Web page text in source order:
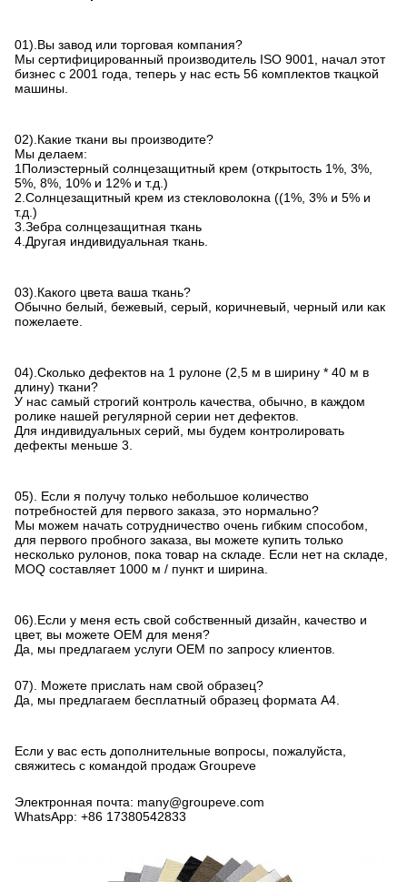
01).Вы завод или торговая компания?
Мы сертифицированный производитель ISO 9001, начал этот
бизнес с 2001 года, теперь у нас есть 56 комплектов ткацкой
машины.
02).Какие ткани вы производите?
Мы делаем:
1Полиэстерный солнцезащитный крем (открытость 1%, 3%,
5%, 8%, 10% и 12% и т.д.)
2.Солнцезащитный крем из стекловолокна ((1%, 3% и 5% и
т.д.)
3.Зебра солнцезащитная ткань
4.Другая индивидуальная ткань.
03).Какого цвета ваша ткань?
Обычно белый, бежевый, серый, коричневый, черный или как
пожелаете.
04).Сколько дефектов на 1 рулоне (2,5 м в ширину * 40 м в
длину) ткани?
У нас самый строгий контроль качества, обычно, в каждом
ролике нашей регулярной серии нет дефектов.
Для индивидуальных серий, мы будем контролировать
дефекты меньше 3.
05). Если я получу только небольшое количество
потребностей для первого заказа, это нормально?
Мы можем начать сотрудничество очень гибким способом,
для первого пробного заказа, вы можете купить только
несколько рулонов, пока товар на складе. Если нет на складе,
MOQ составляет 1000 м / пункт и ширина.
06).Если у меня есть свой собственный дизайн, качество и
цвет, вы можете OEM для меня?
Да, мы предлагаем услуги OEM по запросу клиентов.
07). Можете прислать нам свой образец?
Да, мы предлагаем бесплатный образец формата А4.
Если у вас есть дополнительные вопросы, пожалуйста,
свяжитесь с командой продаж Groupeve
Электронная почта: many@groupeve.com
WhatsApp: +86 17380542833